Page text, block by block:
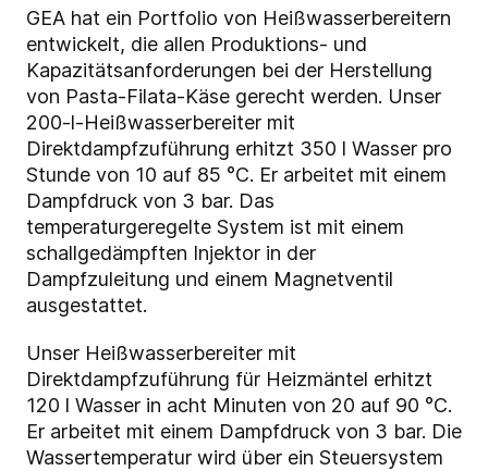
GEA hat ein Portfolio von Heißwasserbereitern
entwickelt, die allen Produktions- und
Kapazitätsanforderungen bei der Herstellung
von Pasta-Filata-Käse gerecht werden. Unser
200-l-Heißwasserbereiter mit
Direktdampfzuführung erhitzt 350 l Wasser pro
Stunde von 10 auf 85 °C. Er arbeitet mit einem
Dampfdruck von 3 bar. Das
temperaturgeregelte System ist mit einem
schallgedämpften Injektor in der
Dampfzuleitung und einem Magnetventil
ausgestattet.
Unser Heißwasserbereiter mit
Direktdampfzuführung für Heizmäntel erhitzt
120 l Wasser in acht Minuten von 20 auf 90 °C.
Er arbeitet mit einem Dampfdruck von 3 bar. Die
Wassertemperatur wird über ein Steuersystem